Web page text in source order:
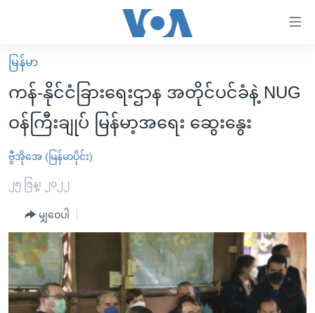
လွယ်ကူ
စေ
သည့်
Link
များ
ပင်မ
ကျော်
ကြည့်
ရန်
ပင်မ
မူလစာမျက်နှာ
မြန်မာ
ကမ္ဘာ့သတင်းများ
နိုင်ငံတကာ
အမေရိကန်
အစ္စရေး-ပါလက်စတိုင်း
ဗွီဒီယို
သတင်းလွတ်လပ်ခွင့်
အင်္ဂလိပ်စာလေ့လာမယ်
အမေရိကန်သုံးအီဒီယံ
မကြေးမုံရဲ့ အင်္ဂလိပ်စာ
ရုပ်ရှင်ထဲက အင်္ဂလိပ်စာ
အပတ်စဉ်ကဏ္ဍများ
ရေဒီယို
တီဗွီ
ရေဒီယိုနှင့်ရုပ်သံ အချက်အလက်များ
ရေဒီယို/တီဗွီအစီအစဉ်
မြန်မာ
ကန်-နိုင်ငံခြားရေးဌာန အတိုင်ပင်ခံနဲ့ NUG
ဝန်ကြီးချုပ် မြန်မာ့အရေး ဆွေးနွေး
ဗွီအိုအေ (မြန်မာပိုင်း)
၂၅ ဇြန္၊ ၂၀၂၂
မျှဝေပါ